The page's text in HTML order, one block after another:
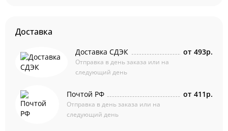
Доставка
Доставка СДЭК
Отправка в день заказа или на
следующий день
от 493р.
Почтой РФ
Отправка в день заказа или на
следующий день
от 411р.